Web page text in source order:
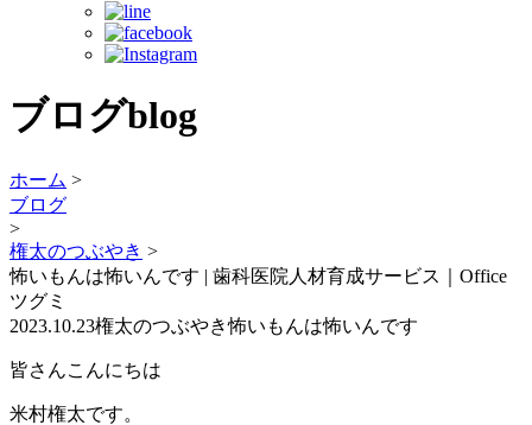
ブログblog
ホーム >
ブログ
>
権太のつぶやき >
怖いもんは怖いんです | 歯科医院人材育成サービス｜Office
ツグミ
2023.10.23権太のつぶやき怖いもんは怖いんです
皆さんこんにちは
米村権太です。